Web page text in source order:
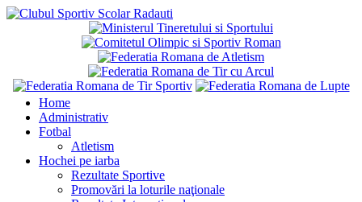
Home
Administrativ
Fotbal
Atletism
Hochei pe iarba
Rezultate Sportive
Promovări la loturile naţionale